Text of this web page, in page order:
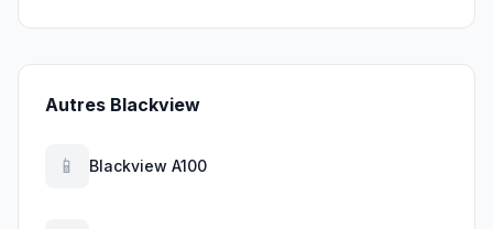
Autres Blackview
📱 Blackview A100